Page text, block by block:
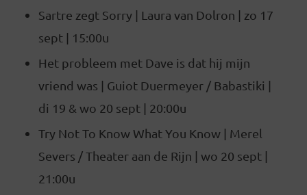
Sartre zegt Sorry | Laura van Dolron | zo 17
sept | 15:00u
Het probleem met Dave is dat hij mijn
vriend was | Guiot Duermeyer / Babastiki |
di 19 & wo 20 sept | 20:00u
Try Not To Know What You Know | Merel
Severs / Theater aan de Rijn | wo 20 sept |
21:00u